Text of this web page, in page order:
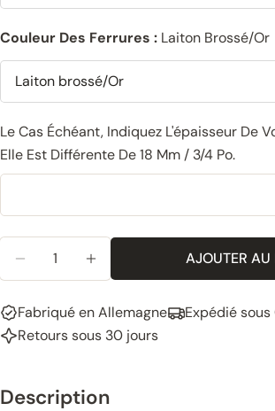
Couleur Des Ferrures : Laiton Brossé/Or
Le Cas Échéant, Indiquez L'épaisseur De
Elle Est Différente De 18 Mm / 3/4 Po.
RÉDUIRE LA QUANTITÉ DE
AUGMENTER LA
AJOUTER AU
Fabriqué en Allemagne
Expédié
Retours sous 30 jours
Description